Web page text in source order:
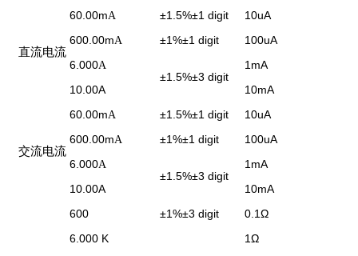
直流电流
60.00mA ±1.5%±1 digit
10uA
600.00mA ±1%±1 digit
100uA
6.000A
±1.5%±3 digit
1mA
10.00A
10mA
交流电流
60.00mA ±1.5%±1 digit
10uA
600.00mA ±1%±1 digit
100uA
6.000A
±1.5%±3 digit
1mA
10.00A
10mA
600 ±1%±3 digit 0.1Ω
6.000 K
1Ω